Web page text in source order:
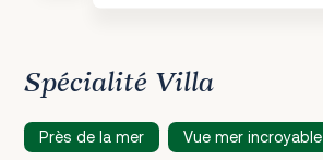
Spécialité Villa
Près de la mer Vue mer incroyable